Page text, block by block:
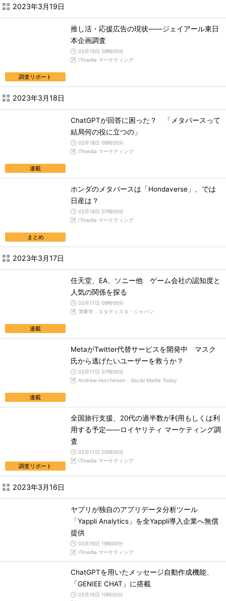
2023年3月19日
調査リポート
推し活・応援広告の現状――ジェイアール東日
本企画調査
03月19日 09時00分
ITmedia マーケティング
2023年3月18日
連載
ChatGPTが回答に困った？ 「メタバースって
結局何の役に立つの」
03月18日 08時00分
ITmedia マーケティング
まとめ
ホンダのメタバースは「Hondaverse」、では
日産は？
03月18日 07時00分
ITmedia マーケティング
2023年3月17日
連載
任天堂、EA、ソニー他 ゲーム会社の認知度と
人気の関係を探る
03月17日 09時00分
津乗学，スタティスタ・ジャパン
連載
MetaがTwitter代替サービスを開発中 マスク
氏から逃げたいユーザーを救うか？
03月17日 07時00分
Andrew Hutchinson，Social Media Today
調査リポート
全国旅行支援、20代の過半数が利用もしくは利
用する予定――ロイヤリティ マーケティング調
査
03月17日 05時00分
ITmedia マーケティング
2023年3月16日
ヤプリが独自のアプリデータ分析ツール
「Yappli Analytics」を全Yappli導入企業へ無償
提供
03月16日 19時00分
ITmedia マーケティング
ChatGPTを用いたメッセージ自動作成機能、
「GENIEE CHAT」に搭載
03月16日 10時00分